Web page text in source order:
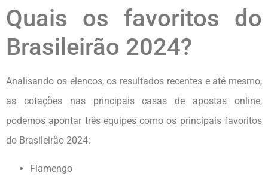
Quais os favoritos do
Brasileirão 2024?
Analisando os elencos, os resultados recentes e até mesmo,
as cotações nas principais casas de apostas online,
podemos apontar três equipes como os principais favoritos
do Brasileirão 2024:
Flamengo